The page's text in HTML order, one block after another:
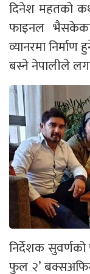
दिनेश महतको
फाइनल
व्यानरमा
बस्ने नेपालीले
निर्देशक सुवर्णको
फुल २’